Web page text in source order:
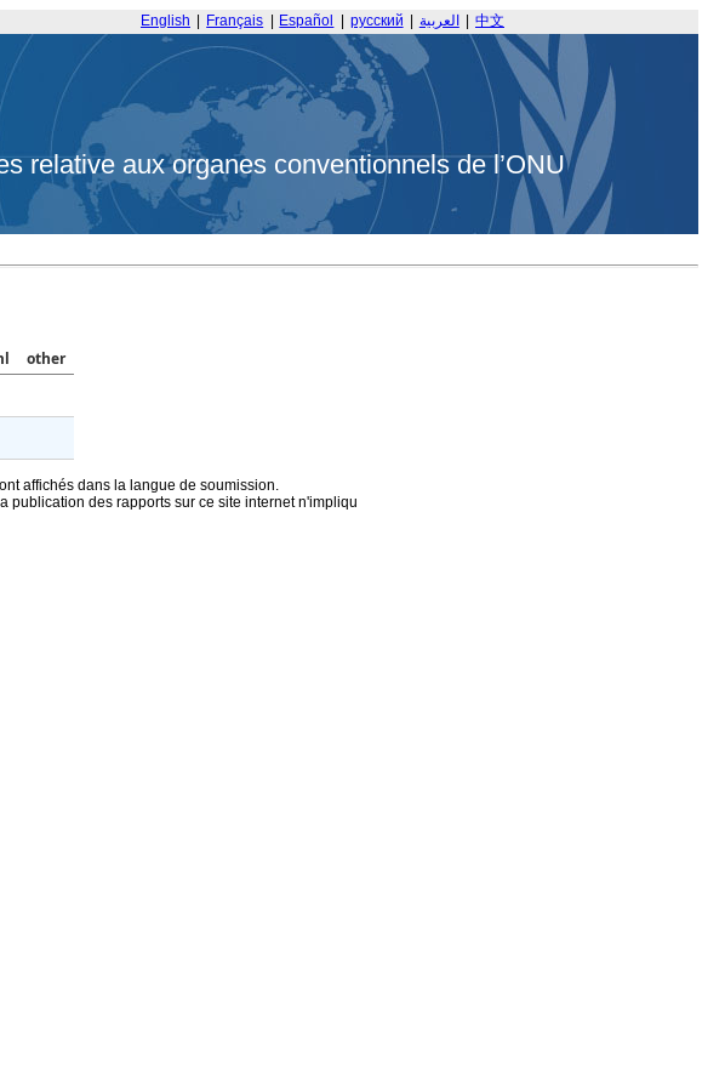
English Français Español русский العربية 中文
relative aux organes conventionnels de l’ONU
other
affichés dans la langue de soumission.
publication des rapports sur ce site internet n'impliqu